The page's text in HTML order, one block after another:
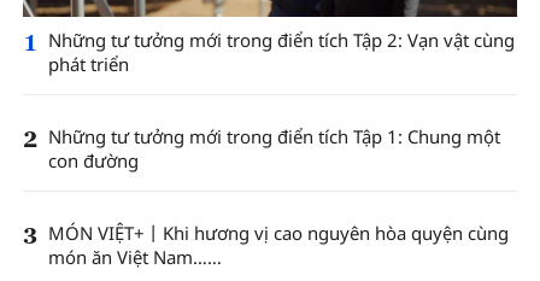
1
Những tư tưởng mới trong điển tích Tập 2: Vạn vật cùng
phát triển
2 Những tư tưởng mới trong điển tích Tập 1: Chung một
con đường
3 MÓN VIỆT+丨Khi hương vị cao nguyên hòa quyện cùng
món ăn Việt Nam……